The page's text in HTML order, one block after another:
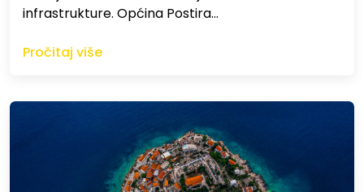
infrastrukture. Općina Postira…
Pročitaj više